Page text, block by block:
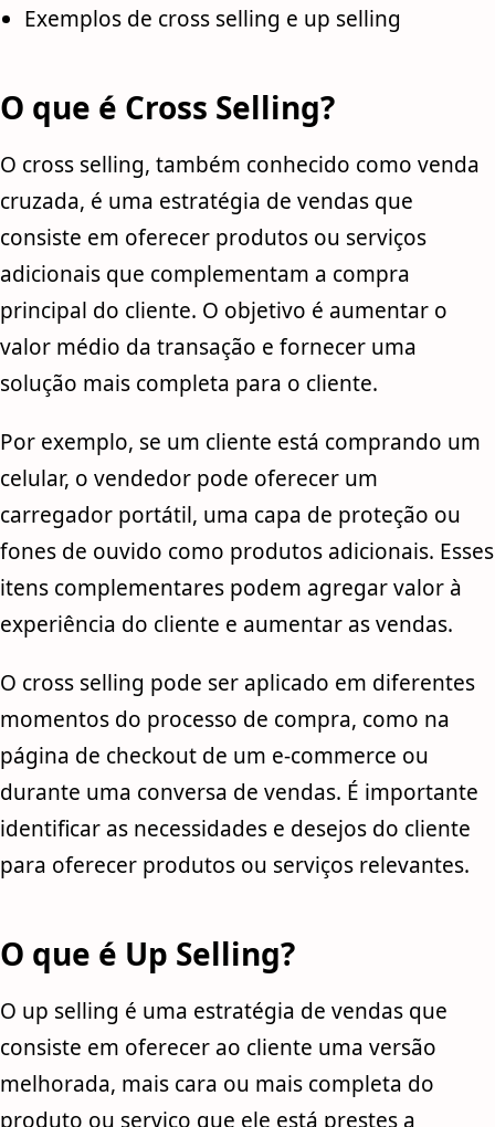
Exemplos de cross selling e up selling
O que é Cross Selling?
O cross selling, também conhecido como venda
cruzada, é uma estratégia de vendas que
consiste em oferecer produtos ou serviços
adicionais que complementam a compra
principal do cliente. O objetivo é aumentar o
valor médio da transação e fornecer uma
solução mais completa para o cliente.
Por exemplo, se um cliente está comprando um
celular, o vendedor pode oferecer um
carregador portátil, uma capa de proteção ou
fones de ouvido como produtos adicionais. Esses
itens complementares podem agregar valor à
experiência do cliente e aumentar as vendas.
O cross selling pode ser aplicado em diferentes
momentos do processo de compra, como na
página de checkout de um e-commerce ou
durante uma conversa de vendas. É importante
identificar as necessidades e desejos do cliente
para oferecer produtos ou serviços relevantes.
O que é Up Selling?
O up selling é uma estratégia de vendas que
consiste em oferecer ao cliente uma versão
melhorada, mais cara ou mais completa do
produto ou serviço que ele está prestes a